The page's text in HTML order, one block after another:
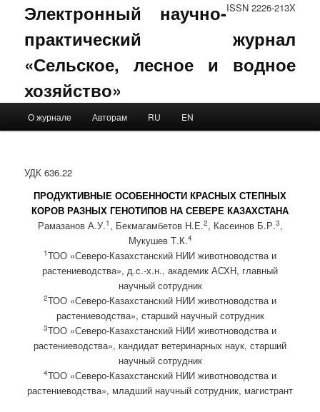
ISSN 2226-213X
Электронный научно-
практический журнал
«Сельское, лесное и водное
хозяйство»
Skip to primary content
Skip to secondary content
О журнале Авторам RU EN
УДК 636.22
ПРОДУКТИВНЫЕ ОСОБЕННОСТИ КРАСНЫХ СТЕПНЫХ
КОРОВ РАЗНЫХ ГЕНОТИПОВ НА СЕВЕРЕ КАЗАХСТАНА
Рамазанов А.У.1 , Бекмагамбетов Н.Е.2, Касеинов Б.Р.3,
Мукушев Т.К.4
1ТОО «Северо-Казахстанский НИИ животноводства и
растениеводства», д.с.-х.н., академик АСХН, главный
научный сотрудник
2ТОО «Северо-Казахстанский НИИ животноводства и
растениеводства», старший научный сотрудник
3ТОО «Северо-Казахстанский НИИ животноводства и
растениеводства», кандидат ветеринарных наук, старший
научный сотрудник
4ТОО «Северо-Казахстанский НИИ животноводства и
растениеводства», младший научный сотрудник, магистрант